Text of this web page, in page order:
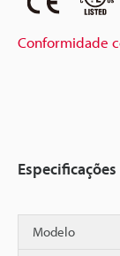
Conformidade
Especificações
Modelo